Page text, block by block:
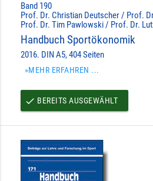
Band 190
Prof. Dr. Christian Deutscher / Prof.
Prof. Dr. Tim Pawlowski / Prof. Dr.
Handbuch Sportökonomik
2016. DIN A5, 404 Seiten
»MEHR ERFAHREN ...
done BEREITS AUSGEWÄHLT